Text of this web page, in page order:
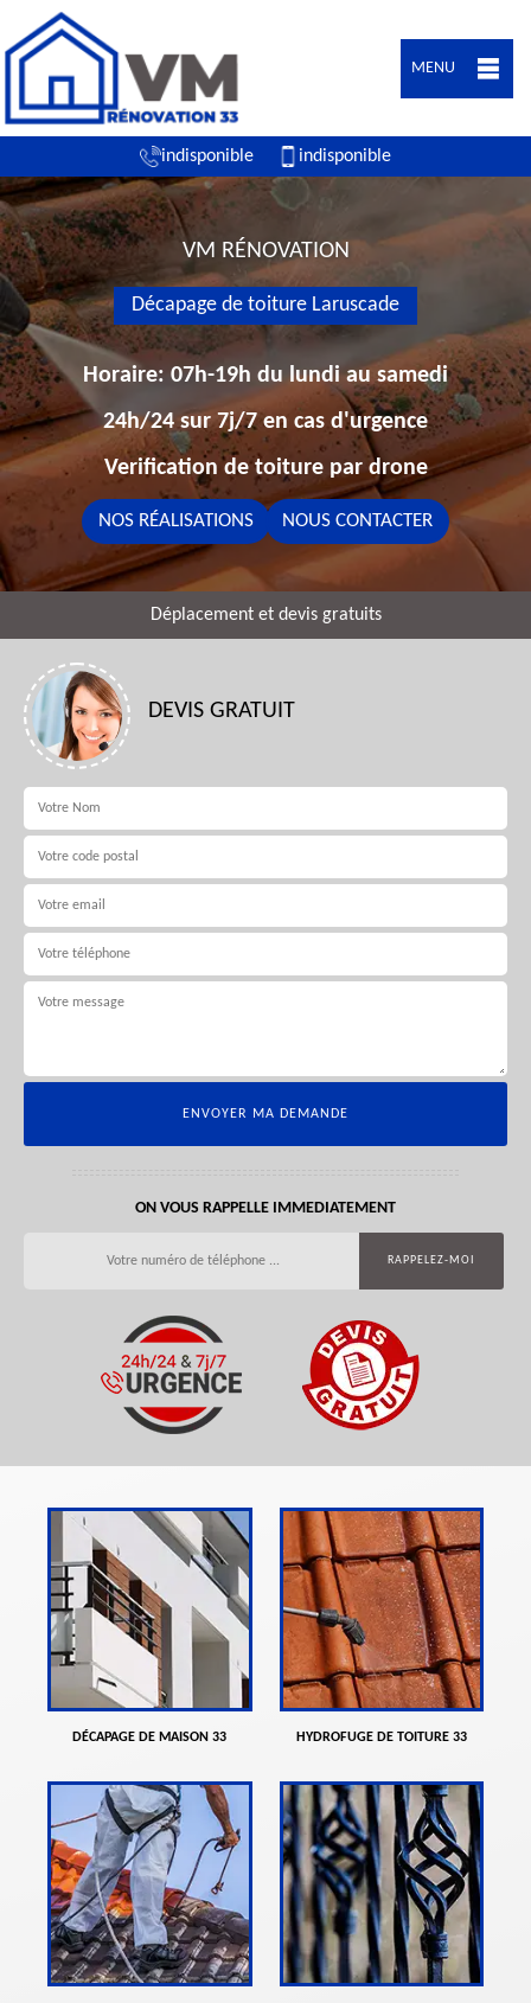
MENU
indisponible indisponible
VM RÉNOVATION
Décapage de toiture Laruscade
Horaire: 07h-19h du lundi au samedi
24h/24 sur 7j/7 en cas d'urgence
Verification de toiture par drone
NOS RÉALISATIONS NOUS CONTACTER
Déplacement et devis gratuits
DEVIS GRATUIT
ON VOUS RAPPELLE IMMEDIATEMENT
DÉCAPAGE DE MAISON 33 HYDROFUGE DE TOITURE 33